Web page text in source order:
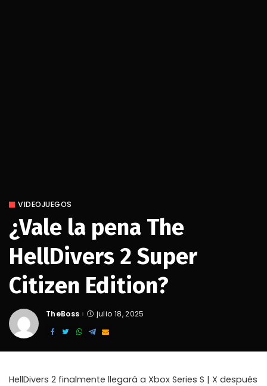
VIDEOJUEGOS
¿Vale la pena The
HellDivers 2 Super
Citizen Edition?
Posted
TheBoss julio 18, 2025
HellDivers 2 finalmente llegará a Xbox Series S | X después